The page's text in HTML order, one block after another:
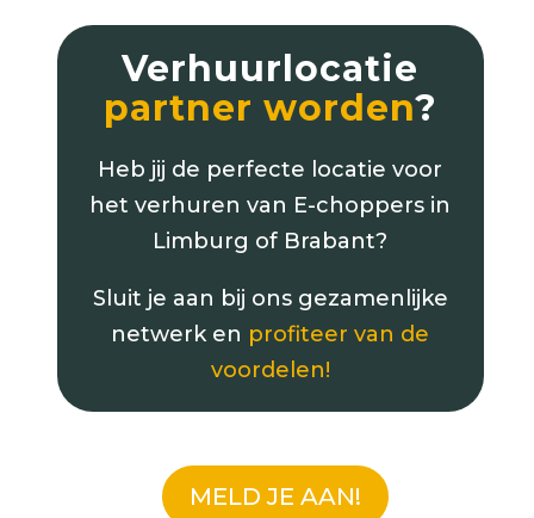
Verhuurlocatie
partner worden?
Heb jij de perfecte locatie voor
het verhuren van E-choppers in
Limburg of Brabant?
Sluit je aan bij ons gezamenlijke
netwerk en profiteer van de
voordelen!
MELD JE AAN!